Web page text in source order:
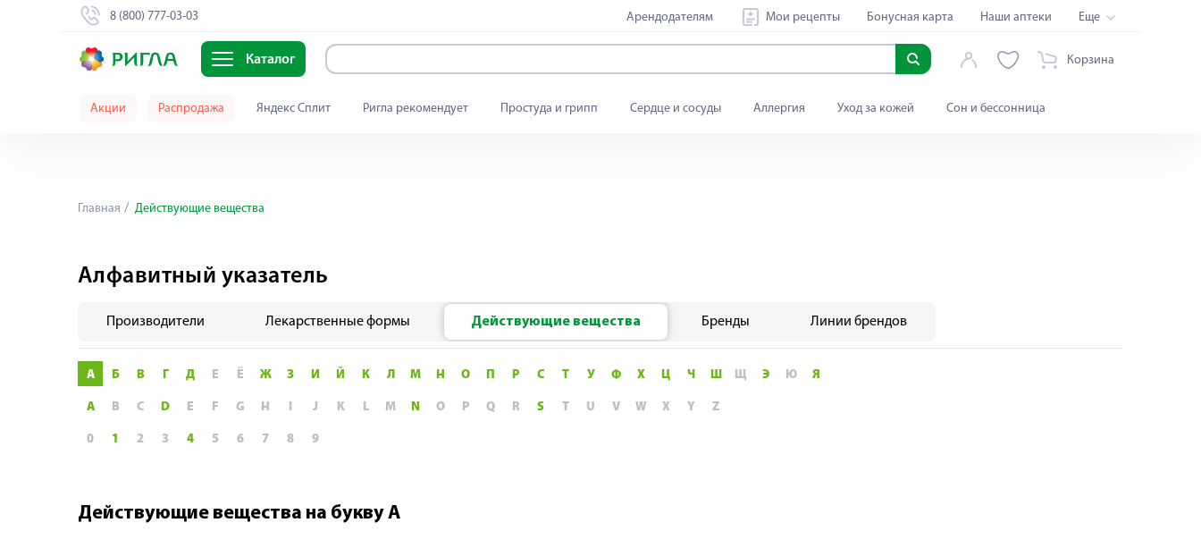
8 (800) 777-03-03 Арендодателям Мои рецепты Бонусная карта Наши аптеки Еще
Каталог Корзина
Акции Распродажа Яндекс Сплит Ригла рекомендует Простуда и грипп Сердце и сосуды Аллергия Уход за кожей Сон и бессонница
Главная Действующие вещества
Алфавитный указатель
Производители Лекарственные формы Действующие вещества Бренды Линии брендов
А Б В Г Д Е Ё Ж З И Й К Л М Н О П Р С Т У Ф Х Ц Ч Ш Щ Э Ю Я
A B C D E F G H I J K L M N O P Q R S T U V W X Y Z
0 1 2 3 4 5 6 7 8 9
Действующие вещества на букву А